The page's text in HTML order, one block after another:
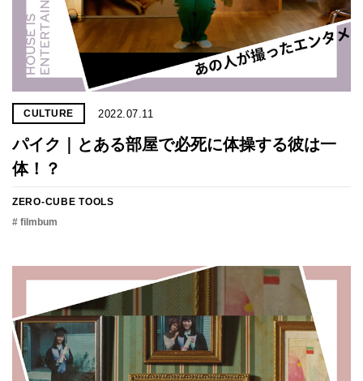
CULTURE 2022.07.11
パイク｜とある部屋で必死に体操する彼は一
体！？
ZERO-CUBE TOOLS
# filmbum